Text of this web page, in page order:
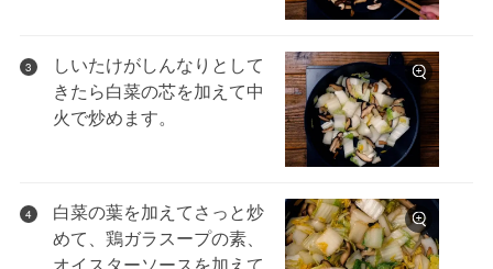
3
しいたけがしんなりとして
きたら白菜の芯を加えて中
火で炒めます。
4
白菜の葉を加えてさっと炒
めて、鶏ガラスープの素、